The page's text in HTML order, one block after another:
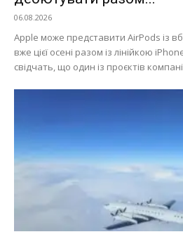
06.08.2026
Apple може представити AirPods із
вже цієї осені разом із лінійкою
свідчать, що один із проєктів